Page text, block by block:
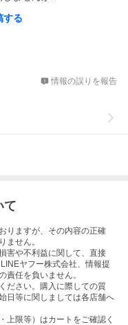
する
情報の誤りを報告
て
りますが、その内容の正確
ません。
害や不利益に関して、直接
ヤフー株式会社、情報提
責任を負いません。
ださい。購入に際しての質
日等に関しましては各店舗へ
上限等）はカートをご確認く